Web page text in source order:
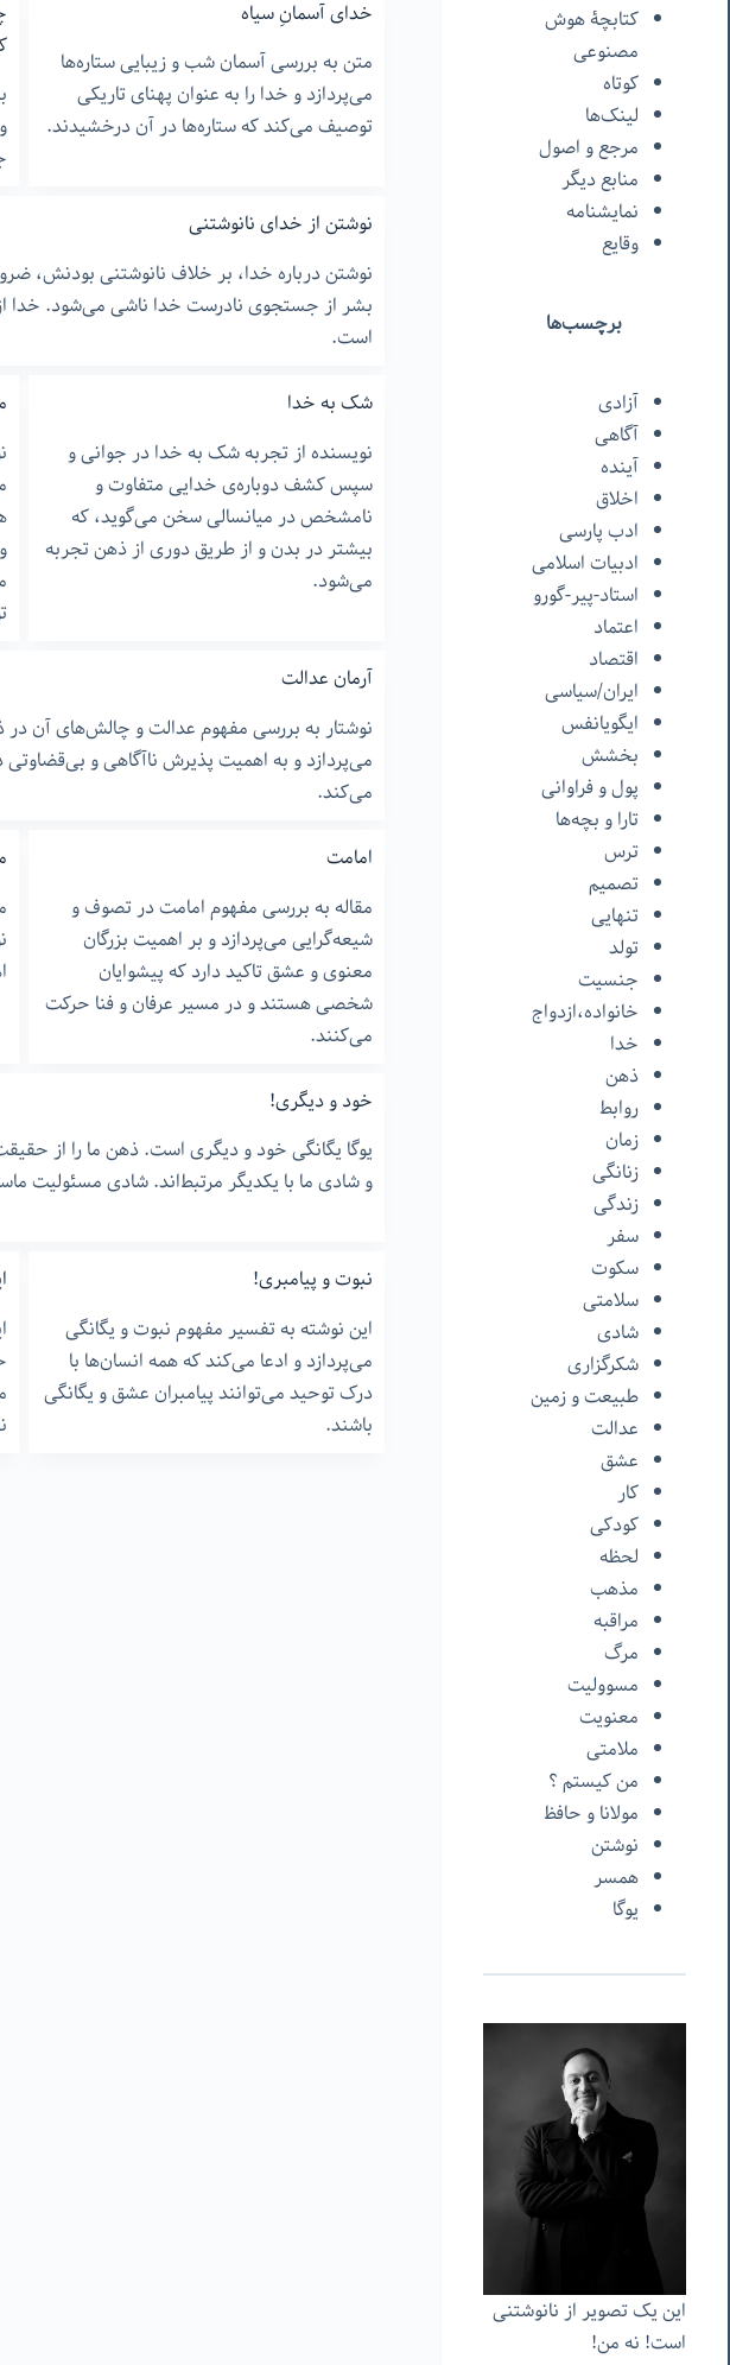
خدای آسمانِ سیاه
متن به بررسی آسمان شب و زیبایی ستاره‌ها
می‌پردازد و خدا را به عنوان پهنای تاریکی
توصیف می‌کند که ستاره‌ها در آن درخشیدند.
نوشتن از خدای نانوشتنی
نوشتن درباره خدا، بر خلاف نانوشتنی بودنش،
بشر از جستجوی نادرست خدا ناشی می‌شود. خدا
است.
شک به خدا
نویسنده از تجربه شک به خدا در جوانی و
سپس کشف دوباره‌ی خدایی متفاوت و
نامشخص در میانسالی سخن می‌گوید، که
بیشتر در بدن و از طریق دوری از ذهن تجربه
می‌شود.
آرمان عدالت
نوشتار به بررسی مفهوم عدالت و چالش‌های آن در
می‌پردازد و به اهمیت پذیرش ناآگاهی و بی‌قضاوتی
می‌کند.
امامت
مقاله به بررسی مفهوم امامت در تصوف و
شیعه‌گرایی می‌پردازد و بر اهمیت بزرگان
معنوی و عشق تاکید دارد که پیشوایان
شخصی هستند و در مسیر عرفان و فنا حرکت
می‌کنند.
خود و دیگری!
یوگا یگانگی خود و دیگری است. ذهن ما را از
و شادی ما با یکدیگر مرتبط‌اند. شادی مسئولیت
نبوت و پیامبری!
این نوشته به تفسیر مفهوم نبوت و یگانگی
می‌پردازد و ادعا می‌کند که همه انسان‌ها با
درک توحید می‌توانند پیامبران عشق و یگانگی
باشند.
کتابچۀ هوش
مصنوعی
کوتاه
لینک‌ها
مرجع و اصول
منابع دیگر
نمایشنامه
وقایع
برچسب‌ها
آزادی
آگاهی
آینده
اخلاق
ادب پارسی
ادبیات اسلامی
استاد-پیر-گورو
اعتماد
اقتصاد
ایران/سیاسی
ایگویانفس
بخشش
پول و فراوانی
تارا و بچه‌ها
ترس
تصمیم
تنهایی
تولد
جنسیت
خانواده،ازدواج
خدا
ذهن
روابط
زمان
زنانگی
زندگی
سفر
سکوت
سلامتی
شادی
شکرگزاری
طبیعت و زمین
عدالت
عشق
کار
کودکی
لحظه
مذهب
مراقبه
مرگ
مسوولیت
معنویت
ملامتی
من‌ کیستم ؟
مولانا و حافظ
نوشتن
همسر
یوگا
این یک تصویر از نانوشتنی
است! نه من!